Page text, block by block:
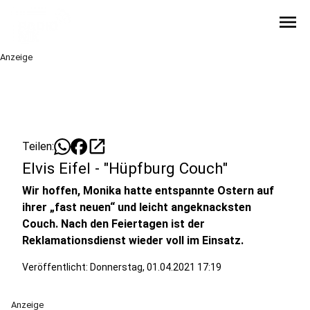
menu
Anzeige
Teilen: open_in_new
Elvis Eifel - "Hüpfburg Couch"
Wir hoffen, Monika hatte entspannte Ostern auf
ihrer „fast neuen“ und leicht angeknacksten
Couch. Nach den Feiertagen ist der
Reklamationsdienst wieder voll im Einsatz.
Veröffentlicht: Donnerstag, 01.04.2021 17:19
Anzeige